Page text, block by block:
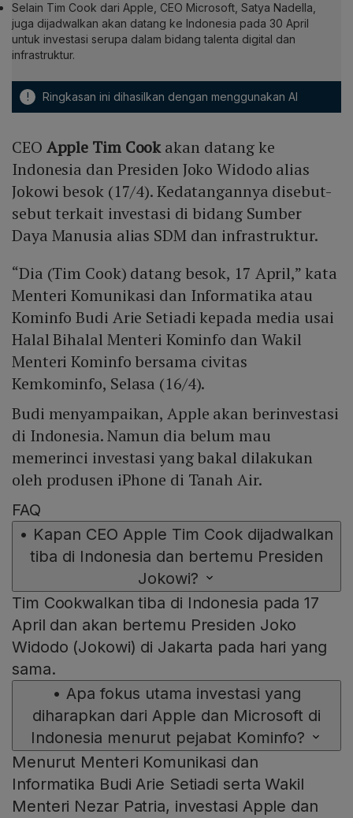
Selain Tim Cook dari Apple, CEO Microsoft, Satya Nadella,
juga dijadwalkan akan datang ke Indonesia pada 30 April
untuk investasi serupa dalam bidang talenta digital dan
infrastruktur.
! Ringkasan ini dihasilkan dengan menggunakan AI
CEO Apple Tim Cookakan datang ke
Indonesia dan Presiden Joko Widodo alias
Jokowi besok (17/4). Kedatangannya disebut-
sebut terkait investasi di bidang Sumber
Daya Manusia alias SDM dan infrastruktur.
“Dia (Tim Cook) datang besok, 17 April,” kata
Menteri Komunikasi dan Informatika atau
Kominfo Budi Arie Setiadi kepada media usai
Halal Bihalal Menteri Kominfo dan Wakil
Menteri Kominfo bersama civitas
Kemkominfo, Selasa (16/4).
Budi menyampaikan, Apple akan berinvestasi
di Indonesia. Namun dia belum mau
memerinci investasi yang bakal dilakukan
oleh produsen iPhone di Tanah Air.
FAQ
• Kapan CEO Apple Tim Cook dijadwalkan
tiba di Indonesia dan bertemu Presiden
Jokowi?
Tim Cookwalkan tiba di Indonesia pada 17
April dan akan bertemu Presiden Joko
Widodo (Jokowi) di Jakarta pada hari yang
sama.
• Apa fokus utama investasi yang
diharapkan dari Apple dan Microsoft di
Indonesia menurut pejabat Kominfo?
Menurut Menteri Komunikasi dan
Informatika Budi Arie Setiadi serta Wakil
Menteri Nezar Patria, investasi Apple dan